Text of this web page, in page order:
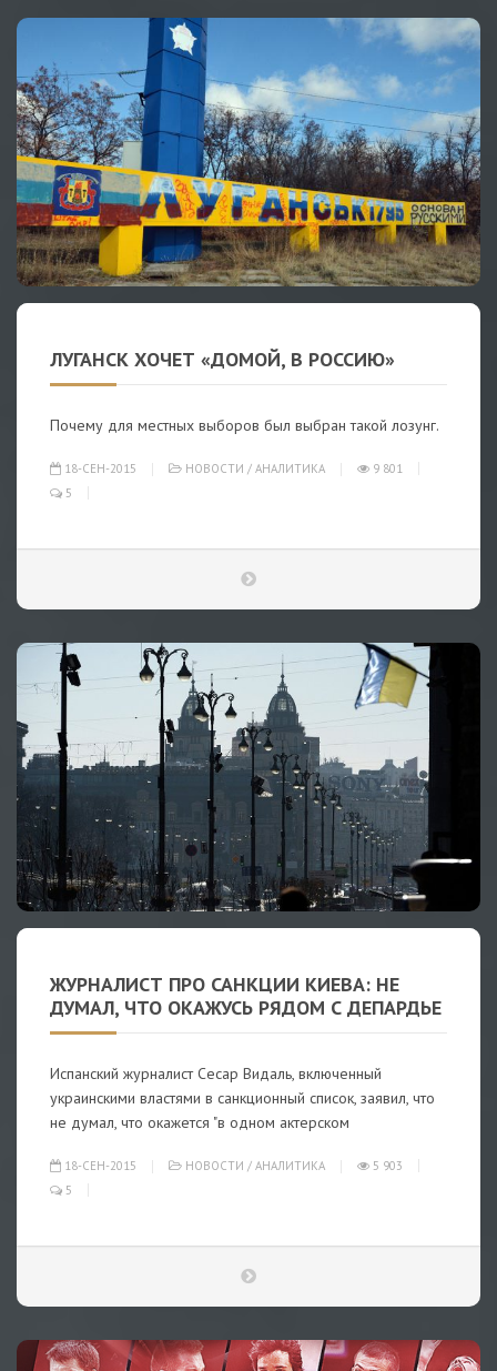
ЛУГАНСК ХОЧЕТ «ДОМОЙ, В РОССИЮ»
Почему для местных выборов был выбран такой лозунг.
18-СЕН-2015 НОВОСТИ / АНАЛИТИКА
9 801
5
ЖУРНАЛИСТ ПРО САНКЦИИ КИЕВА: НЕ
ДУМАЛ, ЧТО ОКАЖУСЬ РЯДОМ С ДЕПАРДЬЕ
Испанский журналист Сесар Видаль, включенный
украинскими властями в санкционный список, заявил, что
не думал, что окажется "в одном актерском
18-СЕН-2015 НОВОСТИ / АНАЛИТИКА
5 903
5